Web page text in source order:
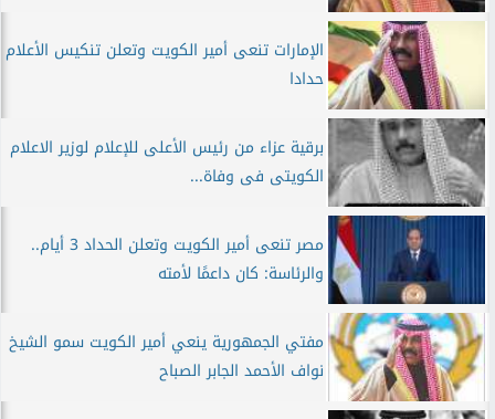
الإمارات تنعى أمير الكويت وتعلن تنكيس الأعلام
حدادا
برقية عزاء من رئيس الأعلى للإعلام لوزير الاعلام
الكويتى فى وفاة...
مصر تنعى أمير الكويت وتعلن الحداد 3 أيام..
والرئاسة: كان داعمًا لأمته
مفتي الجمهورية ينعي أمير الكويت سمو الشيخ
نواف الأحمد الجابر الصباح